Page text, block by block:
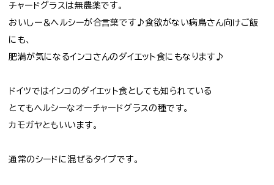
チャードグラスは無農薬です。
おいしー＆ヘルシーが合言葉です♪食欲がない病鳥さん向けご飯
にも、
肥満が気になるインコさんのダイエット食にもなります♪
ドイツではインコのダイエット食としても知られている
とてもヘルシーなオーチャードグラスの種です。
カモガヤともいいます。
通常のシードに混ぜるタイプです。